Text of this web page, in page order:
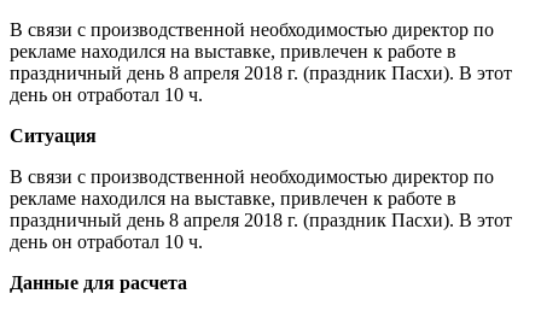
В связи с производственной необходимостью директор по
рекламе находился на выставке, привлечен к работе в
праздничный день 8 апреля 2018 г. (праздник Пасхи). В этот
день он отработал 10 ч.
Ситуация
В связи с производственной необходимостью директор по
рекламе находился на выставке, привлечен к работе в
праздничный день 8 апреля 2018 г. (праздник Пасхи). В этот
день он отработал 10 ч.
Данные для расчета